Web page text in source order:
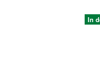
In